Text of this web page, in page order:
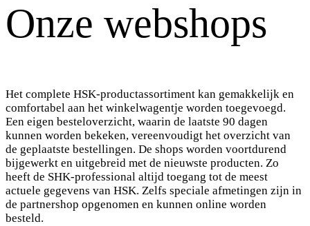
Onze webshops
Het complete HSK-productassortiment kan gemakkelijk en
comfortabel aan het winkelwagentje worden toegevoegd.
Een eigen besteloverzicht, waarin de laatste 90 dagen
kunnen worden bekeken, vereenvoudigt het overzicht van
de geplaatste bestellingen. De shops worden voortdurend
bijgewerkt en uitgebreid met de nieuwste producten. Zo
heeft de SHK-professional altijd toegang tot de meest
actuele gegevens van HSK. Zelfs speciale afmetingen zijn in
de partnershop opgenomen en kunnen online worden
besteld.